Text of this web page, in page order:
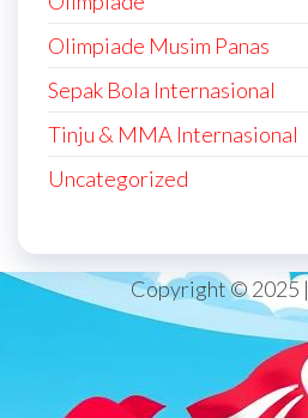
Olimpiade Musim Panas
Sepak Bola Internasional
Tinju & MMA Internasional
Uncategorized
Copyright © 2025 |